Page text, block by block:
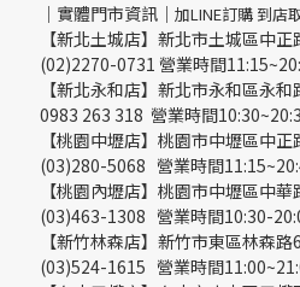
｜實體門市資訊｜ 加LINE訂購 到店
【新北土城店】新北市土城區中正
(02)2270-0731 營業時間
【新北永和店】新北市永和區永
0983 263 318 營業時間
【桃園中壢店】桃園市中壢區中
(03)280-5068 營業時間
【桃園內壢店】桃園市中壢區中
(03)463-1308 營業時間10:30-
【新竹林森店】新竹市東區林森路
(03)524-1615 營業時間